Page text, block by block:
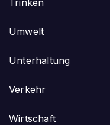
Umwelt
Unterhaltung
Verkehr
Wirtschaft